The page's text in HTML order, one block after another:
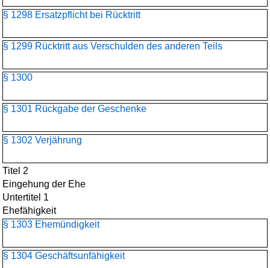
§ 1298 Ersatzpflicht bei Rücktritt
§ 1299 Rücktritt aus Verschulden des anderen Teils
§ 1300
§ 1301 Rückgabe der Geschenke
§ 1302 Verjährung
Titel 2
Eingehung der Ehe
Untertitel 1
Ehefähigkeit
§ 1303 Ehemündigkeit
§ 1304 Geschäftsunfähigkeit